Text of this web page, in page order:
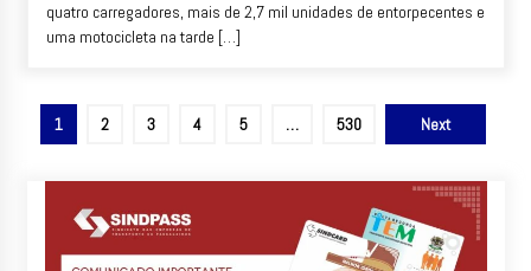
quatro carregadores, mais de 2,7 mil unidades de entorpecentes e
uma motocicleta na tarde […]
Paginação
1 2 3 4 5 … 530 Next